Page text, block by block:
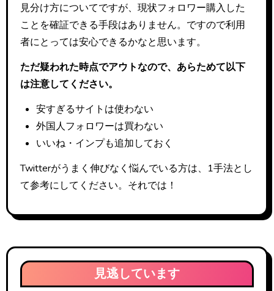
見分け方についてですが、現状フォロワー購入した
ことを確証できる手段はありません。ですので利用
者にとっては安心できるかなと思います。
ただ疑われた時点でアウトなので、あらためて以下
は注意してください。
安すぎるサイトは使わない
外国人フォロワーは買わない
いいね・インプも追加しておく
Twitterがうまく伸びなく悩んでいる方は、1手法とし
て参考にしてください。それでは！
見逃しています